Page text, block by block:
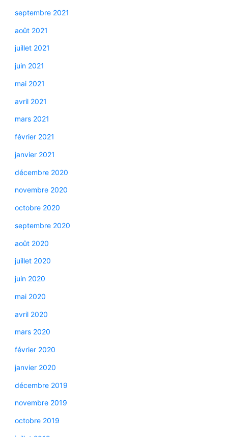
septembre 2021
août 2021
juillet 2021
juin 2021
mai 2021
avril 2021
mars 2021
février 2021
janvier 2021
décembre 2020
novembre 2020
octobre 2020
septembre 2020
août 2020
juillet 2020
juin 2020
mai 2020
avril 2020
mars 2020
février 2020
janvier 2020
décembre 2019
novembre 2019
octobre 2019